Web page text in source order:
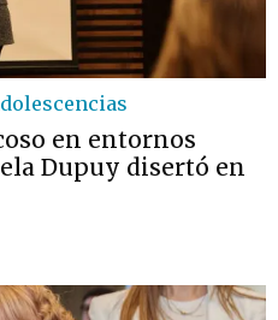
en entornos
Dupuy disertó en